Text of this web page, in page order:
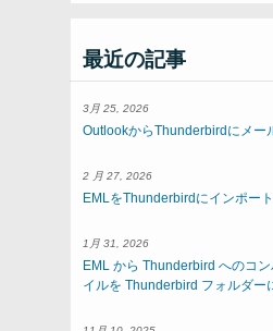
最近の記事
3月 25, 2026
OutlookからThunderbirdにメー
2 月 27, 2026
EMLをThunderbirdにインポー
1月 31, 2026
EML から Thunderbird へのコ
イルを Thunderbird フォルダー